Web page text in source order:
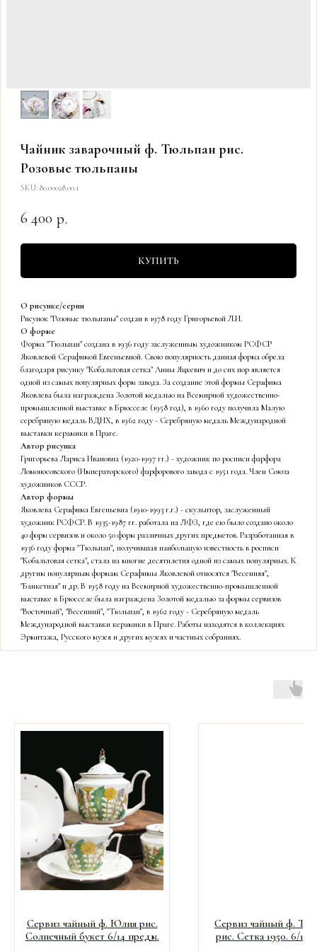
Чайник заварочный ф. Тюльпан рис.
Розовые тюльпаны
SKU: 80.00028.00.1
6 400 р.
КУПИТЬ
О рисунке/серии
Рисунок "Розовые тюльпаны" создан в 1978 году Григорьевой Л.И.
О форме
Форма "Тюльпан" создана в 1936 году заслуженным художником РСФСР
Яковлевой Серафимой Евгеньевной. Свою популярность данная форма обрела
благодаря рисунку "Кобальтовая сетка" Анны Яцкевич и до сих пор является
одной из самых популярных форм завода. За создание этой формы Серафима
Яковлева была награждена Золотой медалью на Всемирной художественно-
промышленной выставке в Брюсселе (1958 год), в 1960 году получила Малую
серебряную медаль ВДНХ, в 1962 году - Серебряную медаль Международной
выставки керамики в Праге.
Автор рисунка
Григорьева Лариса Ивановна (1920-1997 гг.) - художник по росписи фарфора
Ломоносовского (Императорского) фарфорового завода с 1951 года. Член Союза
художников СССР.
Автор формы
Яковлева Серафима Евгеньевна (1910-1993 г.г.) - скульптор, заслуженный
художник РСФСР. В 1935-1987 гг. работала на ЛФЗ, где ею было создано около
40 форм сервизов и около 50 форм различных других предметов. Разработанная в
1936 году форма "Тюльпан", получившая наибольшую известность в росписи
"Кобальтовая сетка", стала на многие десятилетия одной из самых популярных. К
другим популярным формам Серафимы Яковлевой относятся "Весенняя",
"Банкетная" и др. В 1958 году на Всемирной художественно-промышленной
выставке в Брюсселе была награждена Золотой медалью за формы сервизов
"Восточный", "Весенний", "Тюльпан", в 1962 году - Серебряную медаль
Международной выставки керамики в Праге. Работы находятся в коллекциях
Эрмитажа, Русского музея и других музеях и частных собраниях.
Сервиз чайный ф. Юлия рис.
Солнечный букет 6/14 предм.
Сервиз чайный ф.
рис. Сетка 1950. 6/14